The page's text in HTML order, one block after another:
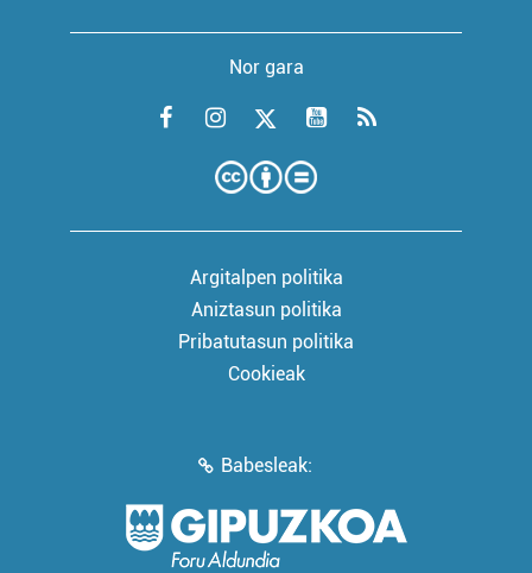
Nor gara
Argitalpen politika
Aniztasun politika
Pribatutasun politika
Cookieak
Babesleak: